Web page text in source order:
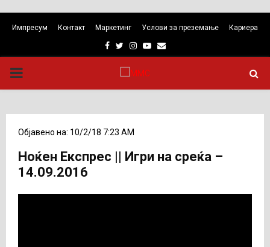
Импресум Контакт Маркетинг Услови за преземање Кариера
Facebook
TwitterInstagram
Youtube
Email
PRIMARY
Објавено на: 10/2/18 7:23 AM
Ноќен Експрес || Игри на среќа –
14.09.2016